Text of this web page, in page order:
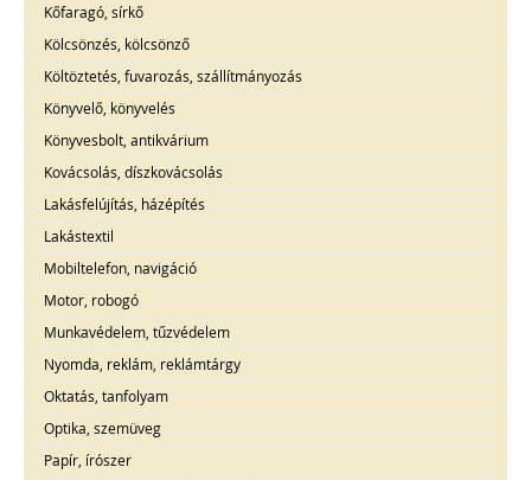
Kőfaragó, sírkő
Kölcsönzés, kölcsönző
Költöztetés, fuvarozás, szállítmányozás
Könyvelő, könyvelés
Könyvesbolt, antikvárium
Kovácsolás, díszkovácsolás
Lakásfelújítás, házépítés
Lakástextil
Mobiltelefon, navigáció
Motor, robogó
Munkavédelem, tűzvédelem
Nyomda, reklám, reklámtárgy
Oktatás, tanfolyam
Optika, szemüveg
Papír, írószer